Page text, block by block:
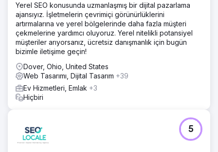
Yerel SEO konusunda uzmanlaşmış bir dijital pazarlama
ajansıyız. İşletmelerin çevrimiçi görünürlüklerini
artırmalarına ve yerel bölgelerinde daha fazla müşteri
çekmelerine yardımcı oluyoruz. Yerel nitelikli potansiyel
müşteriler arıyorsanız, ücretsiz danışmanlık için bugün
bizimle iletişime geçin!
Dover, Ohio, United States
Web Tasarımı, Dijital Tasarım +39
Ev Hizmetleri, Emlak +3
Hiçbiri
5